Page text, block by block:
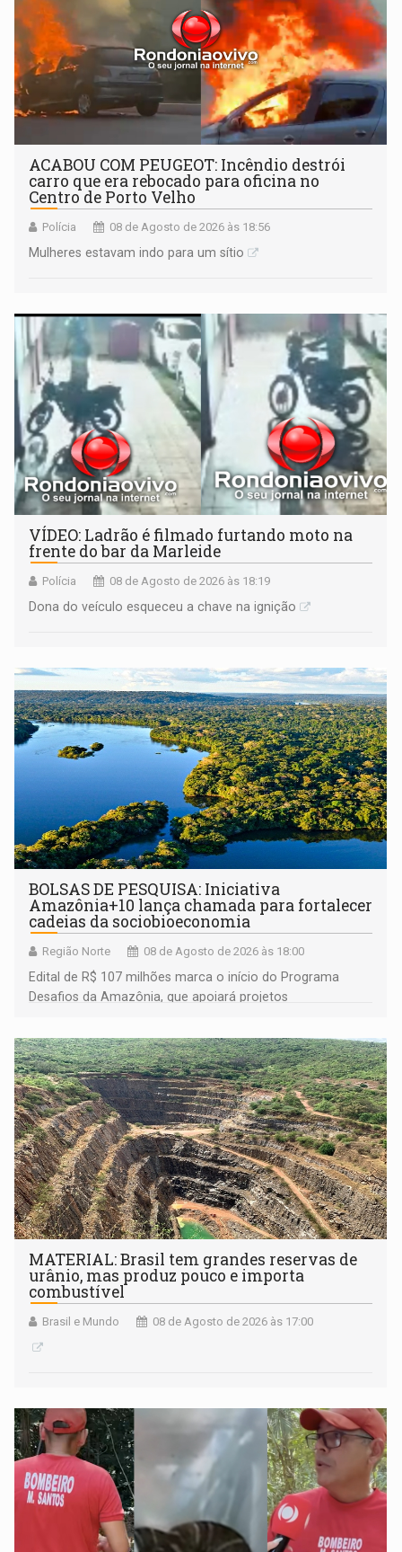
ACABOU COM PEUGEOT: Incêndio destrói
carro que era rebocado para oficina no
Centro de Porto Velho
Polícia 08 de Agosto de 2026 às 18:56
Mulheres estavam indo para um sítio
VÍDEO: Ladrão é filmado furtando moto na
frente do bar da Marleide
Polícia 08 de Agosto de 2026 às 18:19
Dona do veículo esqueceu a chave na ignição
BOLSAS DE PESQUISA: Iniciativa
Amazônia+10 lança chamada para fortalecer
cadeias da sociobioeconomia
Região Norte 08 de Agosto de 2026 às 18:00
Edital de R$ 107 milhões marca o início do Programa
Desafios da Amazônia, que apoiará projetos
submissão de pré-propostas poderá ser feita até 1º de
setembro
MATERIAL: Brasil tem grandes reservas de
urânio, mas produz pouco e importa
combustível
Brasil e Mundo 08 de Agosto de 2026 às 17:00